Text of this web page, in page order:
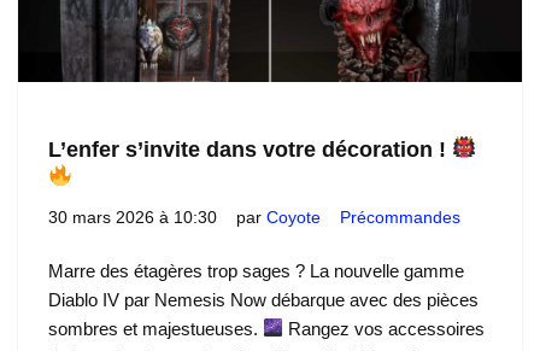
L’enfer s’invite dans votre décoration !
30 mars 2026 à 10:30 par Coyote Précommandes
Marre des étagères trop sages ? La nouvelle gamme
Diablo IV par Nemesis Now débarque avec des pièces
sombres et majestueuses.
Rangez vos accessoires